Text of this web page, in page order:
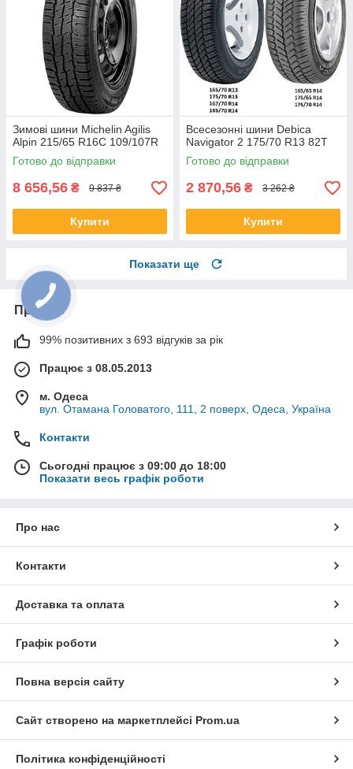
Зимові шини Michelin Agilis
Alpin 215/65 R16C 109/107R
Готово до відправки
8 656,56 ₴ 9 837 ₴
Купити
Всесезонні шини Debica
Navigator 2 175/70 R13 82T
Готово до відправки
2 870,56 ₴ 3 262 ₴
Купити
Показати ще
Про нас
99% позитивних з 693 відгуків за рік
Працює з 08.05.2013
м. Одеса
вул. Отамана Головатого, 111, 2 поверх, Одеса, Україна
Контакти
Сьогодні працює з 09:00 до 18:00
Показати весь графік роботи
Про нас
Контакти
Доставка та оплата
Графік роботи
Повна версія сайту
Сайт створено на маркетплейсі Prom.ua
Політика конфіденційності